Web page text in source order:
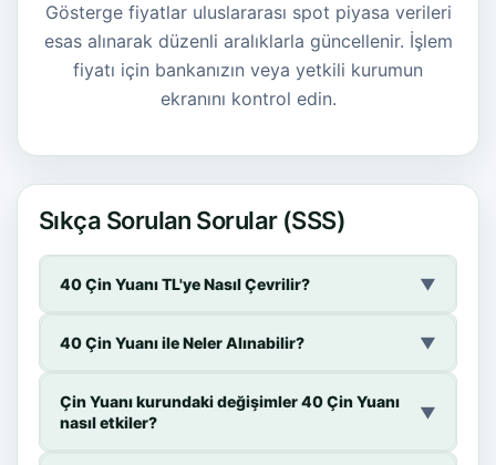
Gösterge fiyatlar uluslararası spot piyasa verileri
esas alınarak düzenli aralıklarla güncellenir. İşlem
fiyatı için bankanızın veya yetkili kurumun
ekranını kontrol edin.
Sıkça Sorulan Sorular (SSS)
40 Çin Yuanı TL'ye Nasıl Çevrilir? ▼
40 Çin Yuanı ile Neler Alınabilir? ▼
Çin Yuanı kurundaki değişimler 40 Çin Yuanı
nasıl etkiler?
▼